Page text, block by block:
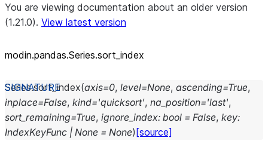
You are viewing documentation about an older version
(1.21.0). View latest version
modin.pandas.Series.sort_ index
Series.sort_index(axis=0, level=None, ascending=True,
inplace=False, kind='quicksort', na_position='last',
sort_remaining=True, ignore_index: bool = False, key:
IndexKeyFunc | None = None) [source]